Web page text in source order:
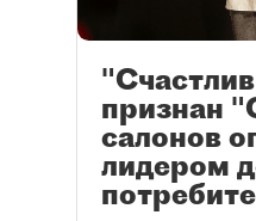
признан
салонов
лидером